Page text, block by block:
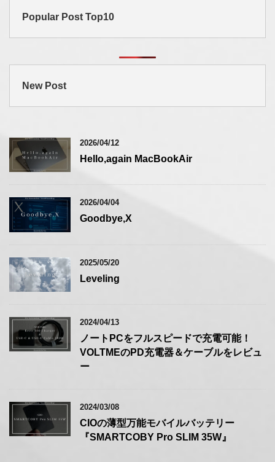
Popular Post Top10
New Post
2026/04/12
Hello,again MacBookAir
2026/04/04
Goodbye,X
2025/05/20
Leveling
2024/04/13
ノートPCをフルスピードで充電可能！
VOLTMEのPD充電器＆ケーブルをレビュ
ー
2024/03/08
CIOの薄型万能モバイルバッテリー
『SMARTCOBY Pro SLIM 35W』